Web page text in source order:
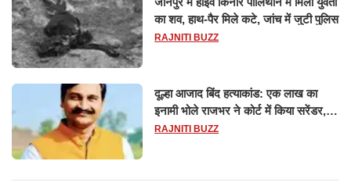
का शव, हाथ-पैर मिले कटे, जांच में जुटी पुलिस
RAJNITI BUZZ
दूल्हा आजाद बिंद हत्याकांड: एक लाख का
इनामी भोले राजभर ने कोर्ट में किया सरेंडर,
14 दिन के लिए भेजा गया जेल
RAJNITI BUZZ